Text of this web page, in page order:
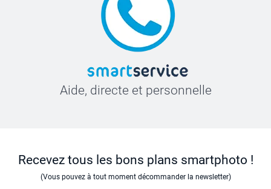
Aide, directe et personnelle
Recevez tous les bons plans smartphoto !
(Vous pouvez à tout moment décommander la newsletter)